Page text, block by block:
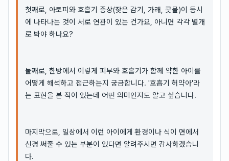
첫째로, 아토피와 호흡기 증상(잦은 감기, 가래, 콧물)이 동시
에 나타나는 것이 서로 연관이 있는 건가요, 아니면 각각 별개
로 봐야 하나요?
둘째로, 한방에서 이렇게 피부와 호흡기가 함께 약한 아이를
어떻게 해석하고 접근하는지 궁금합니다. '호흡기 허약아'라
는 표현을 본 적이 있는데 어떤 의미인지도 알고 싶습니다.
마지막으로, 일상에서 이런 아이에게 환경이나 식이 면에서
신경 써줄 수 있는 부분이 있다면 알려주시면 감사하겠습니
다.